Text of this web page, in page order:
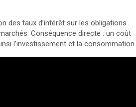
des taux d’intérêt sur les obligations
Conséquence directe : un coût
l’investissement et la consommation.